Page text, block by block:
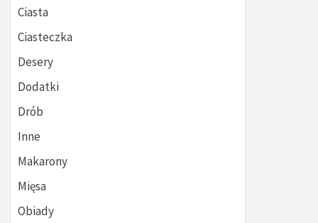
Ciasta
Ciasteczka
Desery
Dodatki
Drób
Inne
Makarony
Mięsa
Obiady